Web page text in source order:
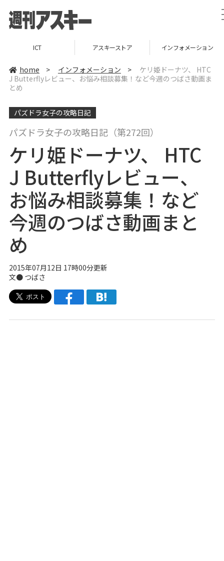
ICT アスキーストア インフォメーション
home > インフォメーション >
ケリ姫ドーナツ、 HTC
J Butterflyレビュー、お悩み相談募集！など今週のつばさ動画ま
とめ
パズドラ女子の攻略日記
パズドラ女子の攻略日記（第272回）
ケリ姫ドーナツ、 HTC
J Butterflyレビュー、
お悩み相談募集！など
今週のつばさ動画まと
め
2015年07月12日 17時00分更新
文● つばさ